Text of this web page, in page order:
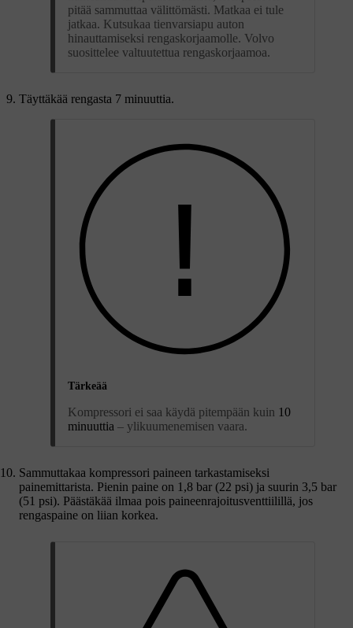
pitää sammuttaa välittömästi. Matkaa ei tule
jatkaa. Kutsukaa tienvarsiapu auton
hinauttamiseksi rengaskorjaamolle. Volvo
suosittelee valtuutettua rengaskorjaamoa.
Täyttäkää rengasta 7 minuuttia.
Tärkeää
Kompressori ei saa käydä pitempään kuin 10
minuuttia – ylikuumenemisen vaara.
Sammuttakaa kompressori paineen tarkastamiseksi
painemittarista. Pienin paine on 1,8 bar (22 psi) ja suurin 3,5 bar
(51 psi). Päästäkää ilmaa pois paineenrajoitusventtiilillä, jos
rengaspaine on liian korkea.